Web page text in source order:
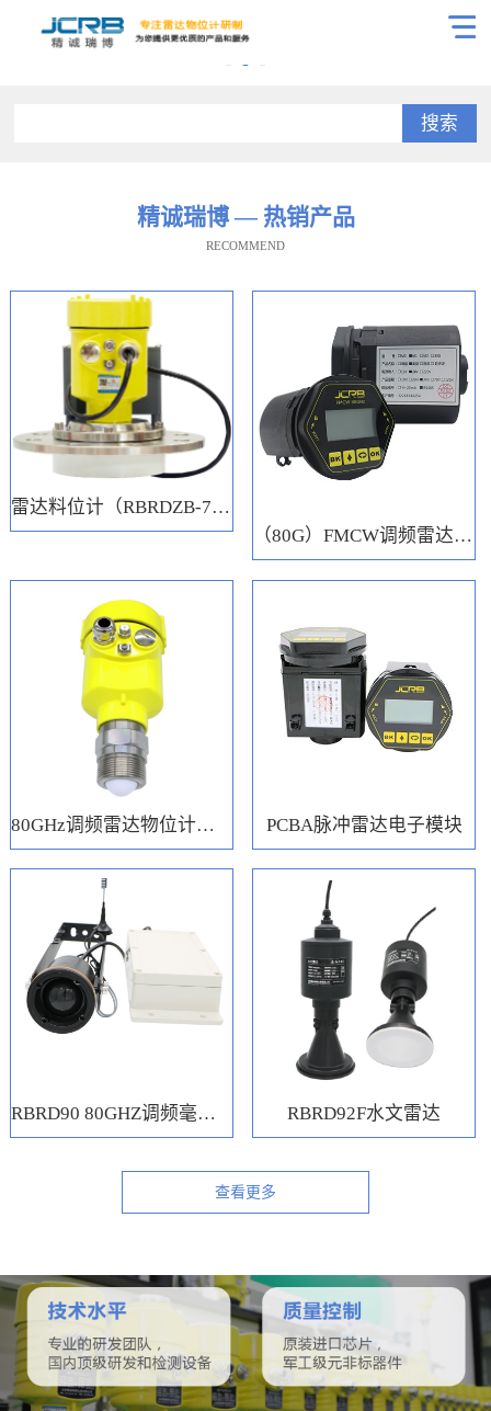
搜索
精诚瑞博 — 热销产品
RECOMMEND
雷达料位计（RBRDZB-71-6-C）
（80G）FMCW调频雷达电子模块
80GHz调频雷达物位计（RBRD71） PCBA脉冲雷达电子模块
RBRD90 80GHZ调频毫米波水位计 RBRD92F水文雷达
查看更多